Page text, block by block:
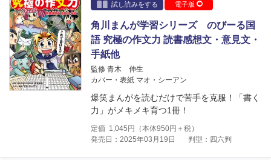
試し読みをする
電子版
角川まんが学習シリーズ のびーる国
語 究極の作文力 読書感想文・意見文・
手紙他
監修 青木 伸生
カバー・表紙 マオ・シーアン
爆笑まんがを読むだけで苦手を克服！「書く
力」がメキメキ育つ1冊！
定価 1,045 円（本体950円＋税）
発売日：2025年03月19日
判型：四六判